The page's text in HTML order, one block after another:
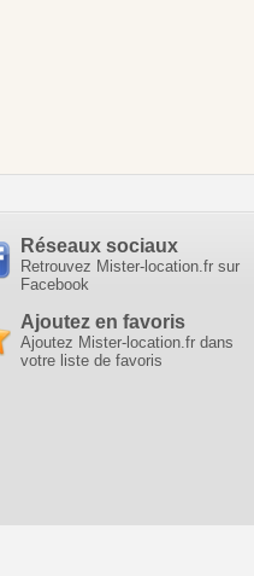
Réseaux sociaux
Retrouvez Mister-location.fr sur
Facebook
Ajoutez en favoris
Ajoutez Mister-location.fr dans
votre liste de favoris